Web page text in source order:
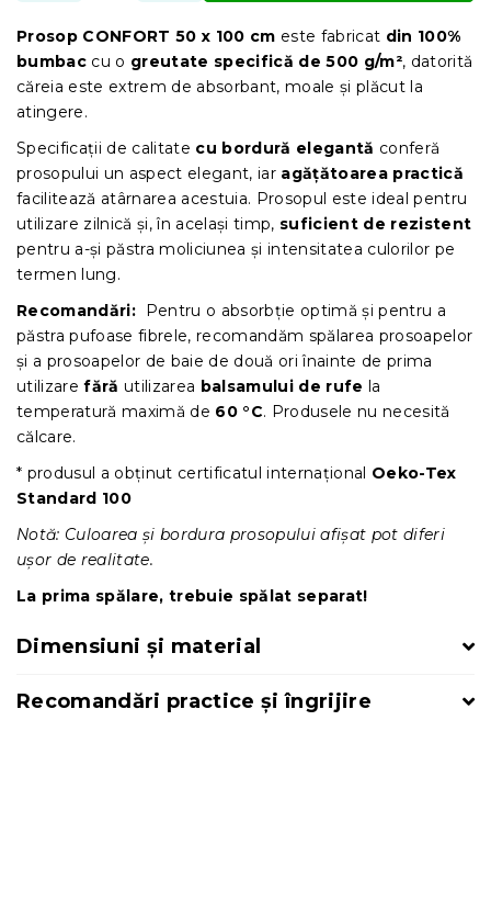
Prosop CONFORT 50 x 100 cm este fabricat din 100%
bumbac cu o greutate specifică de 500 g/m², datorită
căreia este extrem de absorbant, moale și plăcut la
atingere.
Specificații de calitate cu bordură elegantă conferă
prosopului un aspect elegant, iar agățătoarea practică
facilitează atârnarea acestuia. Prosopul este ideal pentru
utilizare zilnică și, în același timp, suficient de rezistent
pentru a-și păstra moliciunea și intensitatea culorilor pe
termen lung.
Recomandări: Pentru o absorbție optimă și pentru a
păstra pufoase fibrele, recomandăm spălarea prosoapelor
și a prosoapelor de baie de două ori înainte de prima
utilizarefără utilizarea balsamului de rufe la
temperatură maximă de 60 °C. Produsele nu necesită
călcare.
* produsul a obținut certificatul internațional Oeko-Tex
Standard 100
Notă: Culoarea și bordura prosopului afișat pot diferi
ușor de realitate.
La prima spălare, trebuie spălat separat!
Dimensiuni și material
Recomandări practice și îngrijire